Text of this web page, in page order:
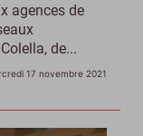
agences de
de...
17 novembre 2021